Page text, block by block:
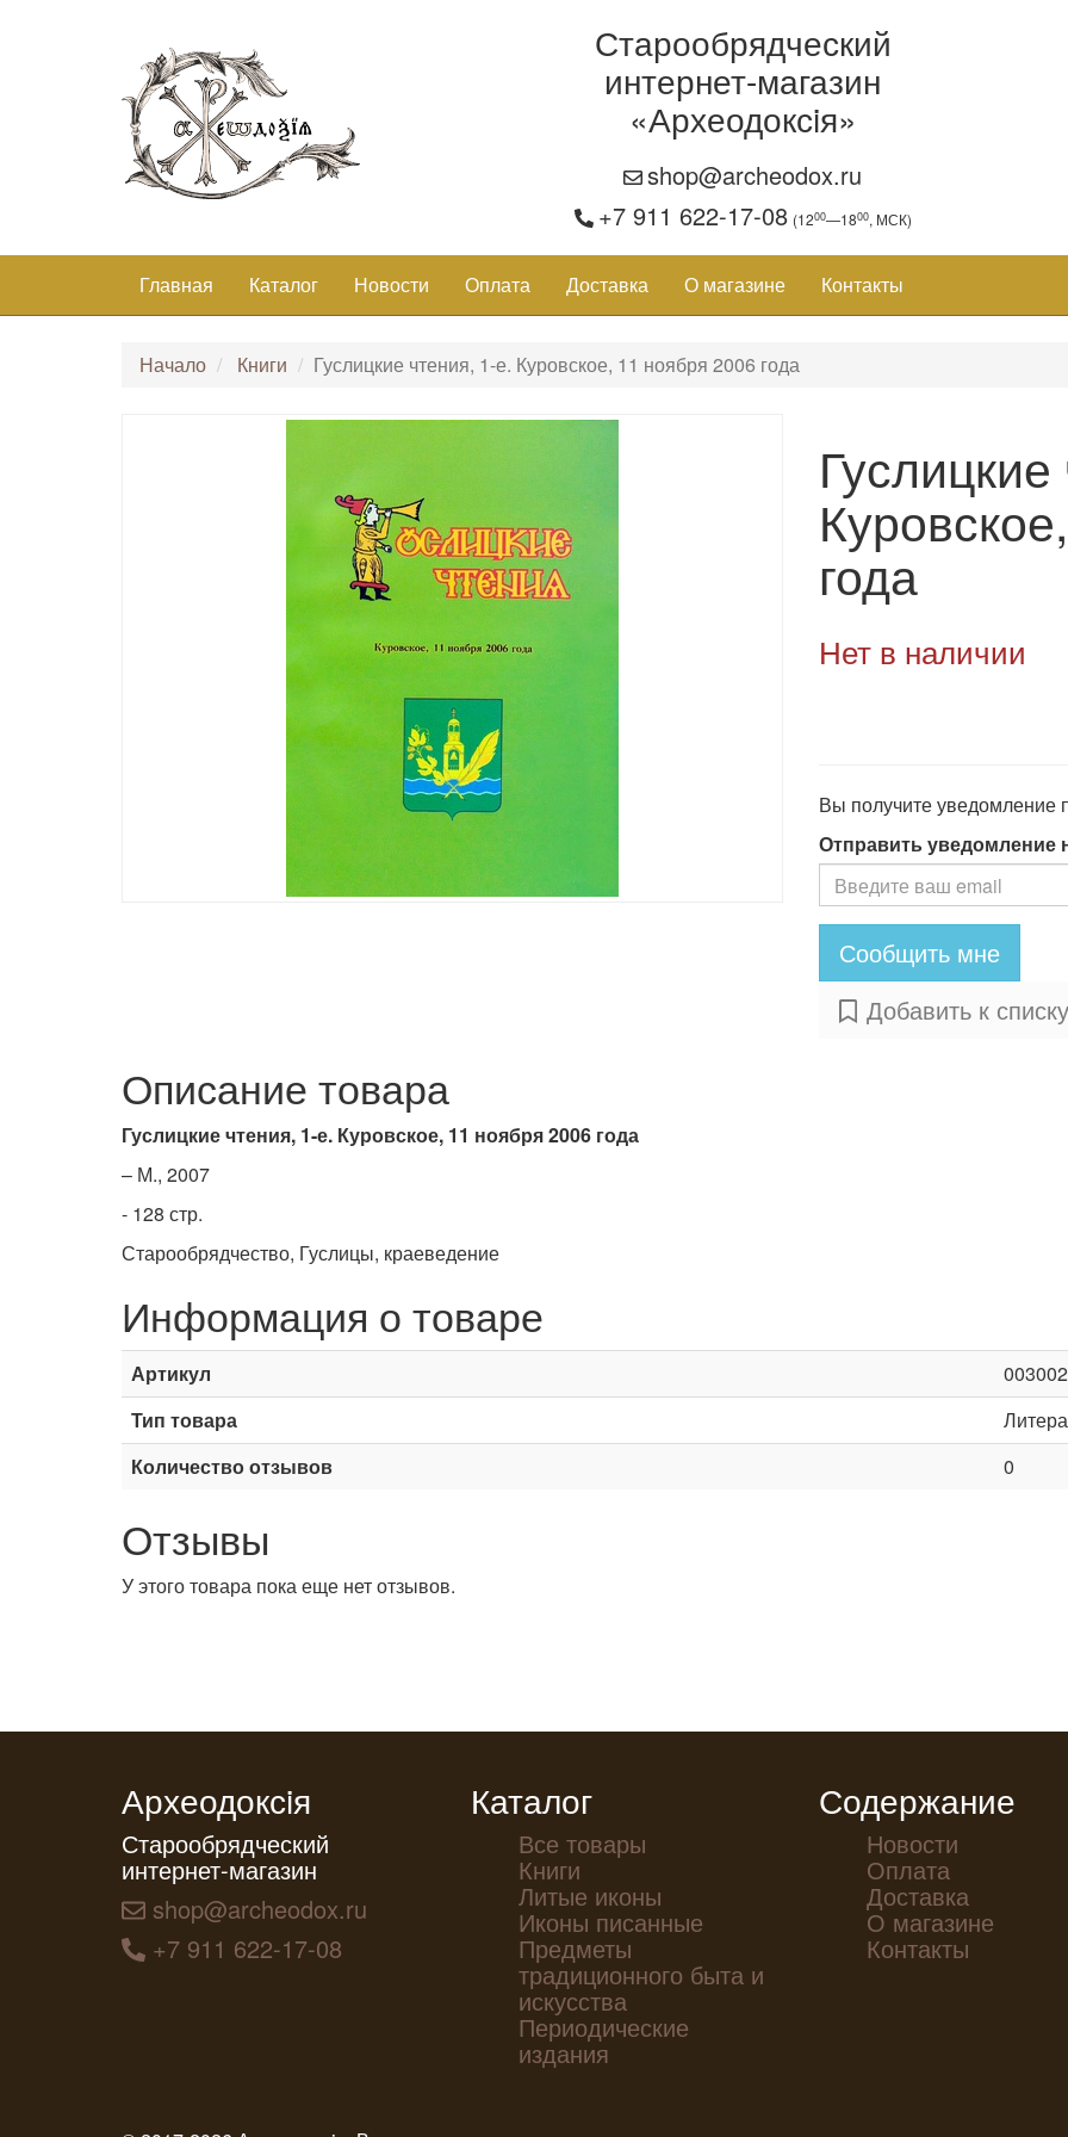
Старообрядческий
интернет-магазин
«Археодоксiя»
shop@archeodox.ru
+7 911 622-17-08 (1200—1800, МСК)
Главная Каталог Новости Оплата Доставка О магазине Контакты
Начало Книги Гуслицкие чтения, 1-е. Куровское, 11 ноября 2006 года
года
Нет в наличии
Вы получите уведомление
Отправить уведомление
Сообщить мне
Добавить к
Описание товара
Гуслицкие чтения, 1-е. Куровское, 11 ноября 2006 года
– М., 2007
- 128 стр.
Старообрядчество, Гуслицы, краеведение
Информация о товаре
Артикул
003002
Тип товара
Количество отзывов
0
Отзывы
У этого товара пока еще нет отзывов.
Археодоксiя
Старообрядческий
интернет-магазин
shop@archeodox.ru
+7 911 622-17-08
Каталог
Все товары
Книги
Литые иконы
Иконы писанные
Предметы
традиционного быта и
искусства
Периодические
издания
Содержание
Новости
Оплата
Доставка
О магазине
Контакты